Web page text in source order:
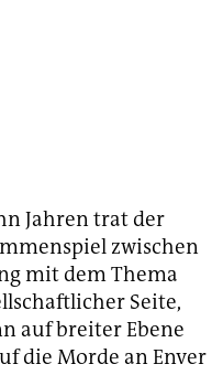
Jahren trat der
zwischen
mit dem Thema
Seite,
auf breiter Ebene
die Morde an Enver